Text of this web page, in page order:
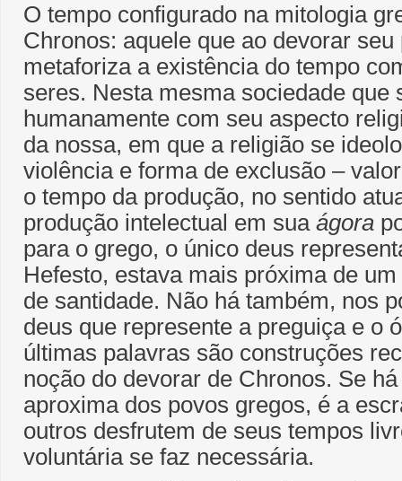
O tempo configurado na mitologia
Chronos: aquele que ao devorar
metaforiza a existência do tempo
seres. Nesta mesma sociedade que
humanamente com seu aspecto
da nossa, em que a religião se
violência e forma de exclusão –
o tempo da produção, no sentido
produção intelectual em sua ágora
para o grego, o único deus
Hefesto, estava mais próxima de
de santidade. Não há também, nos
deus que represente a preguiça e o
últimas palavras são construções
noção do devorar de Chronos. Se
aproxima dos povos gregos, é a
outros desfrutem de seus tempos
voluntária se faz necessária.